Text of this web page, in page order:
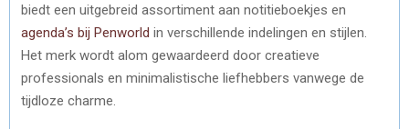
biedt een uitgebreid assortiment aan notitieboekjes en
agenda’s bij Penworld in verschillende indelingen en stijlen.
Het merk wordt alom gewaardeerd door creatieve
professionals en minimalistische liefhebbers vanwege de
tijdloze charme.